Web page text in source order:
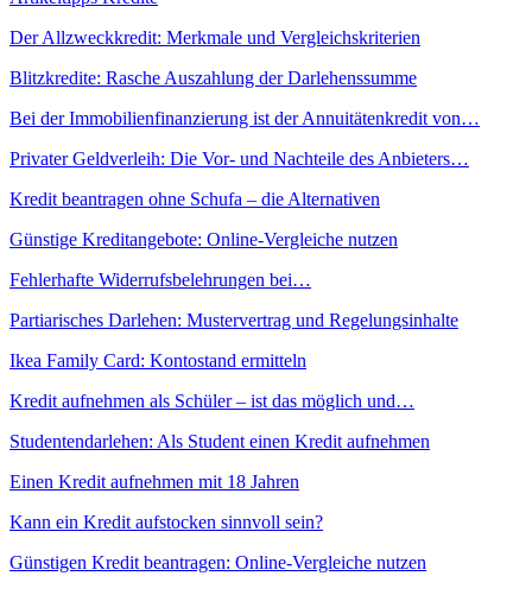
Der Allzweckkredit: Merkmale und Vergleichskriterien
Blitzkredite: Rasche Auszahlung der Darlehenssumme
Bei der Immobilienfinanzierung ist der Annuitätenkredit von…
Privater Geldverleih: Die Vor- und Nachteile des Anbieters…
Kredit beantragen ohne Schufa – die Alternativen
Günstige Kreditangebote: Online-Vergleiche nutzen
Fehlerhafte Widerrufsbelehrungen bei…
Partiarisches Darlehen: Mustervertrag und Regelungsinhalte
Ikea Family Card: Kontostand ermitteln
Kredit aufnehmen als Schüler – ist das möglich und…
Studentendarlehen: Als Student einen Kredit aufnehmen
Einen Kredit aufnehmen mit 18 Jahren
Kann ein Kredit aufstocken sinnvoll sein?
Günstigen Kredit beantragen: Online-Vergleiche nutzen